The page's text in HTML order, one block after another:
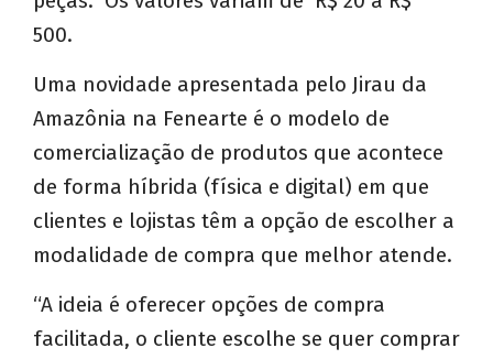
500.
Uma novidade apresentada pelo Jirau da
Amazônia na Fenearte é o modelo de
comercialização de produtos que acontece
de forma híbrida (física e digital) em que
clientes e lojistas têm a opção de escolher a
modalidade de compra que melhor atende.
“A ideia é oferecer opções de compra
facilitada, o cliente escolhe se quer comprar